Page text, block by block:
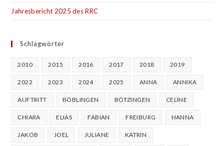
Jahresbericht 2025 des RRC
Schlagwörter
2010 2015 2016 2017 2018 2019
2022 2023 2024 2025 ANNA ANNIKA
AUFTRITT BÖBLINGEN BÖTZINGEN CELINE
CHIARA ELIAS FABIAN FREIBURG HANNA
JAKOB JOEL JULIANE KATRIN